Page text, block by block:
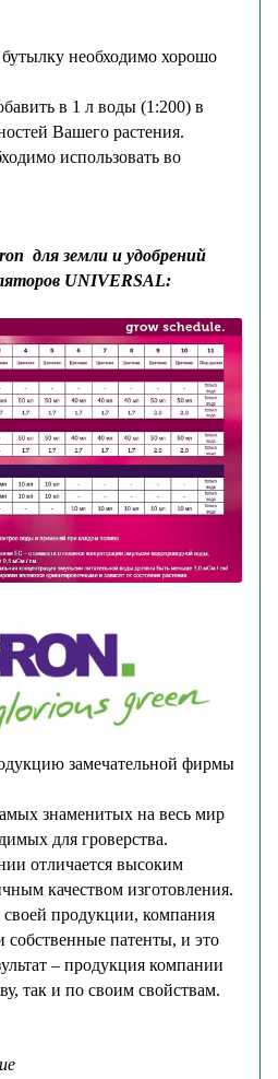
необходимо хорошо
в 1 л воды (1:200) в
Вашего растения.
использовать во
для земли и удобрений
UNIVERSAL:
замечательной фирмы
знаменитых на весь мир
для гроверства.
отличается высоким
качеством изготовления.
продукции, компания
собственные патенты, и это
– продукция компании
так и по своим свойствам.